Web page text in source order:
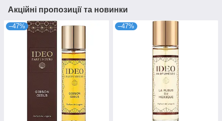
Акційні пропозиції та новинки
–47% –47%